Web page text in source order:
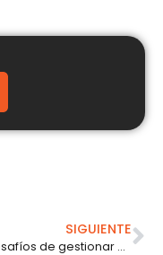
SIGUIENTE
Los desafíos de gestionar diferentes generaciones en una empresa